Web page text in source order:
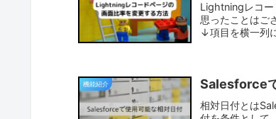
Lightningレコー
思ったことはご
↓項目を横一列
機能紹介 Salesforce
相対日付とは